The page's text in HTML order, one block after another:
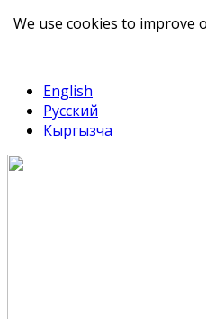
English
Русский
Кыргызча
We use cookies to improve